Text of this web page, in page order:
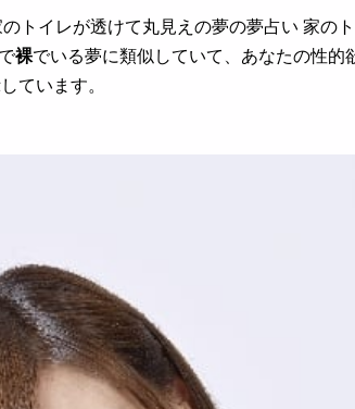
トイレが透けて丸見えの夢の夢占い 家の
裸でいる夢に類似していて、あなたの性的
ています。